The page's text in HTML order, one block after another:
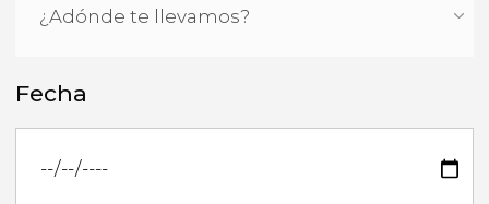
Fecha